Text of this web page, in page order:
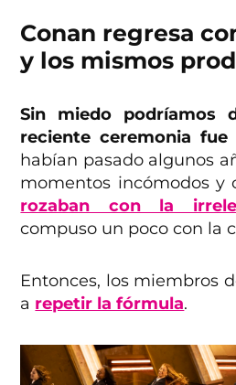
Conan regresa
y los mismos
Sin miedo podríamos
reciente ceremonia fue
habían pasado algunos
momentos incómodos y
rozaban con la
compuso un poco con la
Entonces, los miembros
a repetir la fórmula.